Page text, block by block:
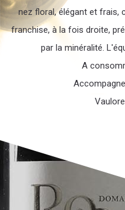
nez floral, élégant et frais,
franchise, à la fois droite,
par la minéralité.
A